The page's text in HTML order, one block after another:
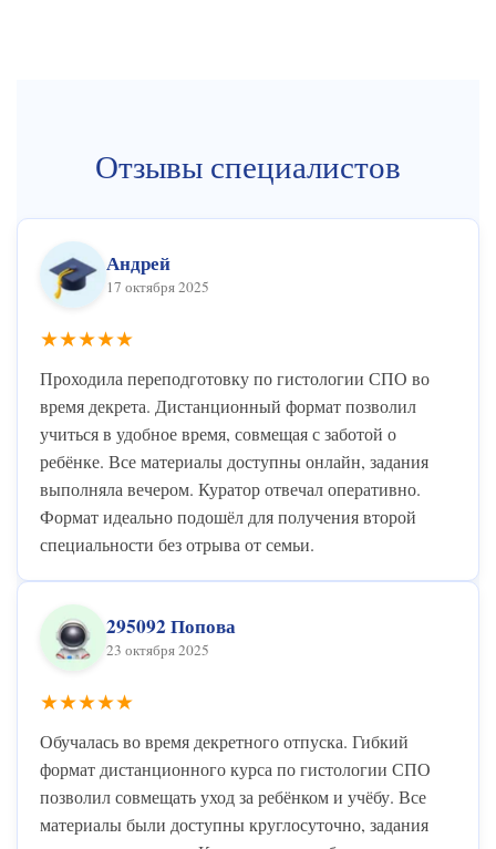
Отзывы специалистов
Андрей
17 октября 2025
★★★★★
Проходила переподготовку по гистологии СПО во
время декрета. Дистанционный формат позволил
учиться в удобное время, совмещая с заботой о
ребёнке. Все материалы доступны онлайн, задания
выполняла вечером. Куратор отвечал оперативно.
Формат идеально подошёл для получения второй
специальности без отрыва от семьи.
295092 Попова
23 октября 2025
★★★★★
Обучалась во время декретного отпуска. Гибкий
формат дистанционного курса по гистологии СПО
позволил совмещать уход за ребёнком и учёбу. Все
материалы были доступны круглосуточно, задания